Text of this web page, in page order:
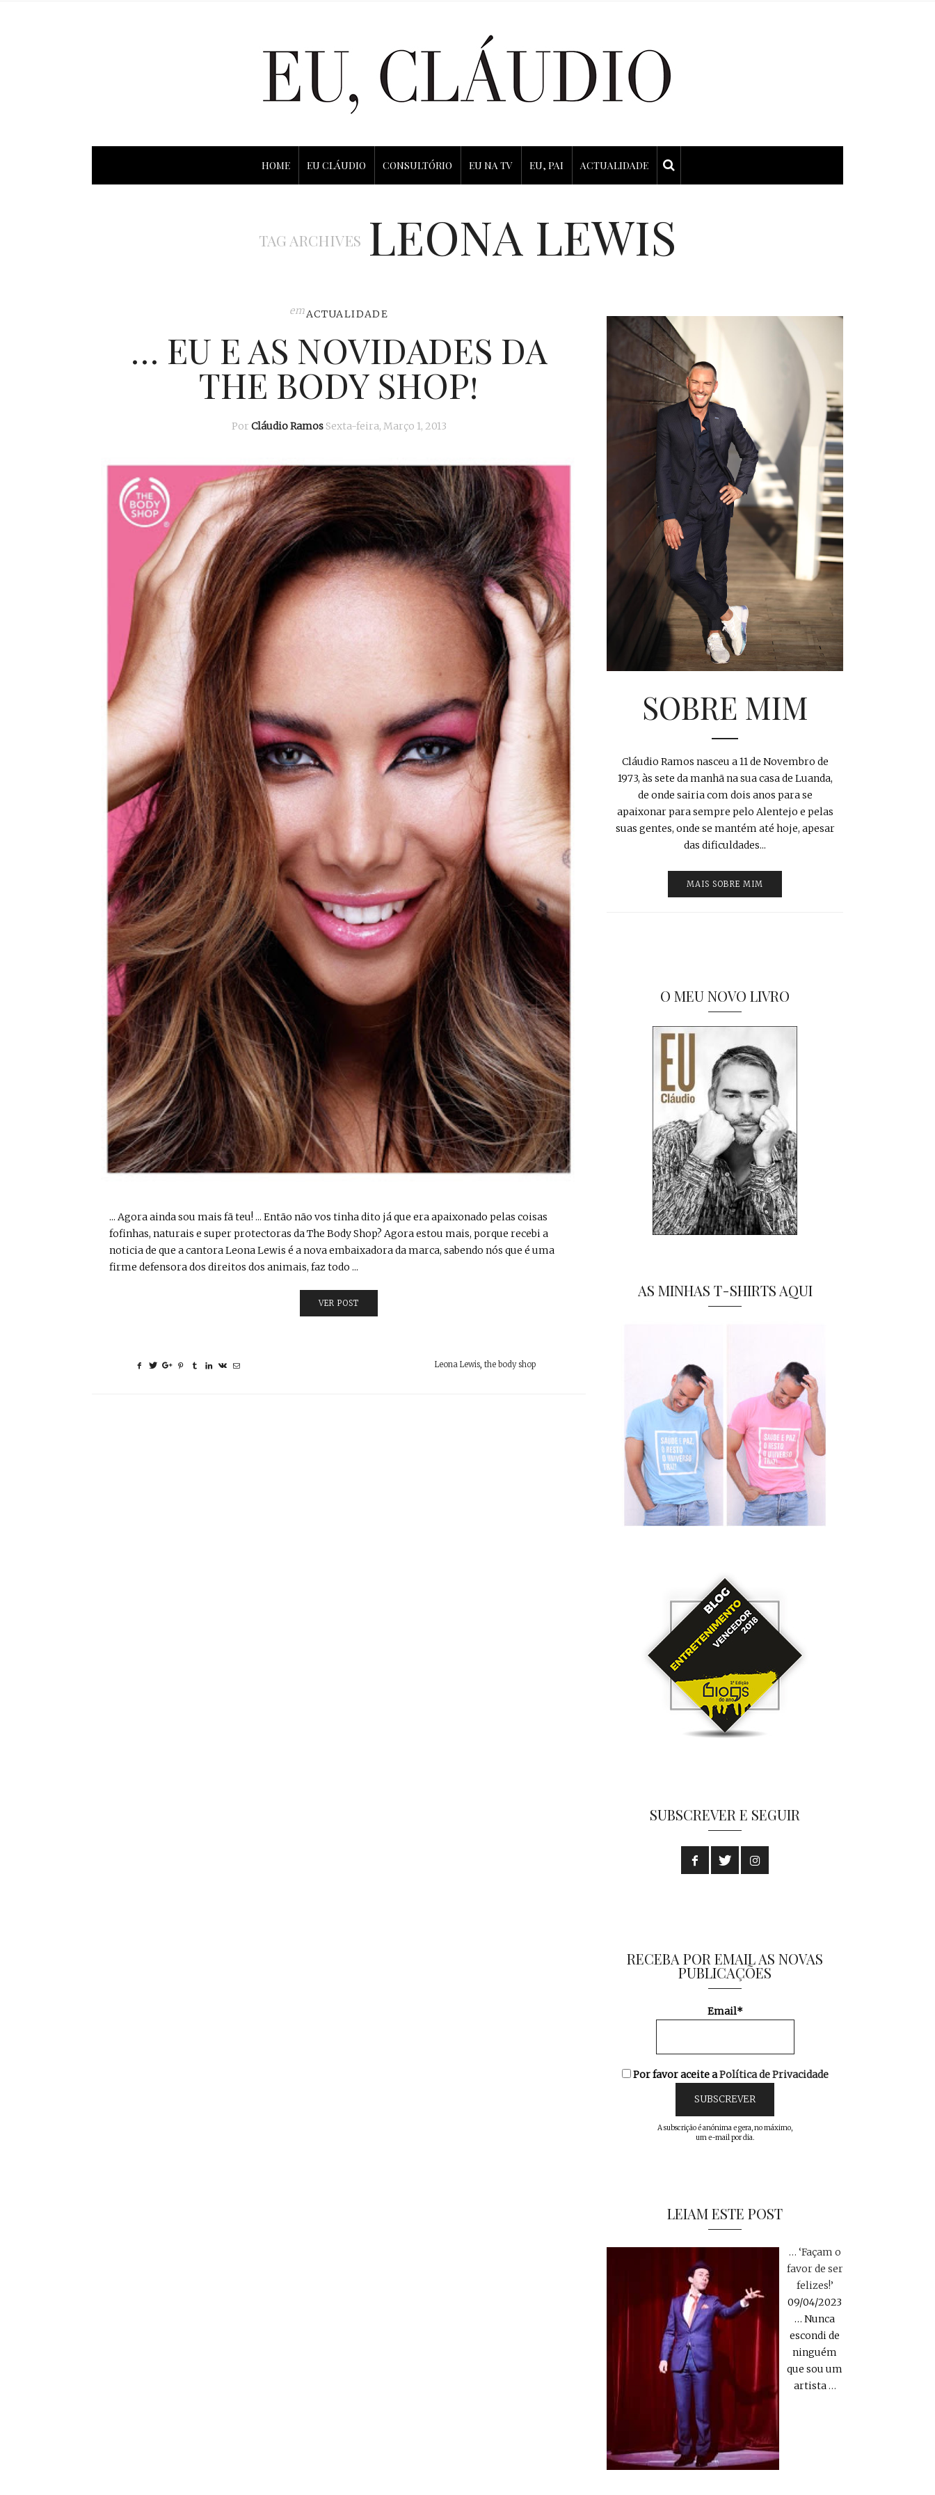
HOME EU CLÁUDIO CONSULTÓRIO EU NA TV EU, PAI ACTUALIDADE
TAG ARCHIVES LEONA LEWIS
emACTUALIDADE
… EU E AS NOVIDADES DA
THE BODY SHOP!
Por Cláudio Ramos Sexta-feira, Março 1, 2013
... Agora ainda sou mais fã teu! ... Então não vos tinha dito já que era apaixonado pelas coisas
fofinhas, naturais e super protectoras da The Body Shop? Agora estou mais, porque recebi a
noticia de que a cantora Leona Lewis é a nova embaixadora da marca, sabendo nós que é uma
firme defensora dos direitos dos animais, faz todo ...
VER POST
Leona Lewis ,the body shop
SOBRE MIM
Cláudio Ramos nasceu a 11 de Novembro de
1973, às sete da manhã na sua casa de Luanda,
de onde sairia com dois anos para se
apaixonar para sempre pelo Alentejo e pelas
suas gentes, onde se mantém até hoje, apesar
das dificuldades...
MAIS SOBRE MIM
O MEU NOVO LIVRO
AS MINHAS T-SHIRTS AQUI
SUBSCREVER E SEGUIR
RECEBA POR EMAIL AS NOVAS
PUBLICAÇÕES
Email*
Por favor aceite aPolítica de Privacidade
A subscrição é anónima e gera, no máximo,
um e-mail por dia.
LEIAM ESTE POST
… ‘Façam o
favor de ser
felizes!’
09/04/2023
… Nunca
escondi de
ninguém
que sou um
artista…